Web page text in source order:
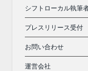
シフトローカル執筆
プレスリリース受付
お問い合わせ
運営会社